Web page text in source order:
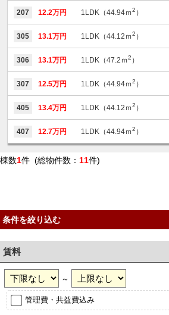
207 12.2万円 1LDK（44.94ｍ2 ）
305 13.1万円 1LDK（44.12ｍ2 ）
306 13.1万円 1LDK（47.2ｍ2 ）
307 12.5万円 1LDK（44.94ｍ2 ）
405 13.4万円 1LDK（44.12ｍ2 ）
407 12.7万円 1LDK（44.94ｍ2 ）
棟数1件 (総物件数： 11件)
条件を絞り込む
賃料
～
管理費・共益費込み